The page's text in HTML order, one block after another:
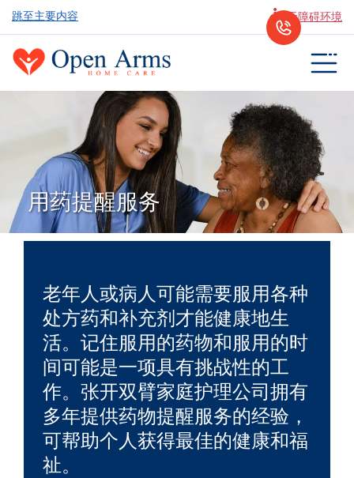
跳至主要内容 无障碍环境
用药提醒服务
老年人或病人可能需要服用各种
处方药和补充剂才能健康地生
活。记住服用的药物和服用的时
间可能是一项具有挑战性的工
作。张开双臂家庭护理公司拥有
多年提供药物提醒服务的经验，
可帮助个人获得最佳的健康和福
祉。